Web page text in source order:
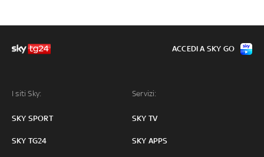
I siti Sky:
SKY SPORT
SKY TG24
Servizi:
SKY TV
SKY APPS
ACCEDI A SKY GO